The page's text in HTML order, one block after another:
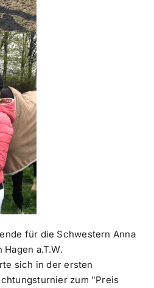
für die Schwestern Anna
a.T.W.
sich in der ersten
zum "Preis